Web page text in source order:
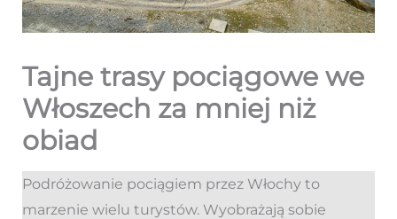
Tajne trasy pociągowe we
Włoszech za mniej niż
obiad
Podróżowanie pociągiem przez Włochy to
marzenie wielu turystów. Wyobrażają sobie